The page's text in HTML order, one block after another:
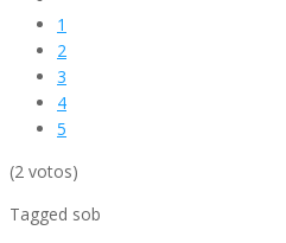
1
2
3
4
5
(2 votos)
Tagged sob